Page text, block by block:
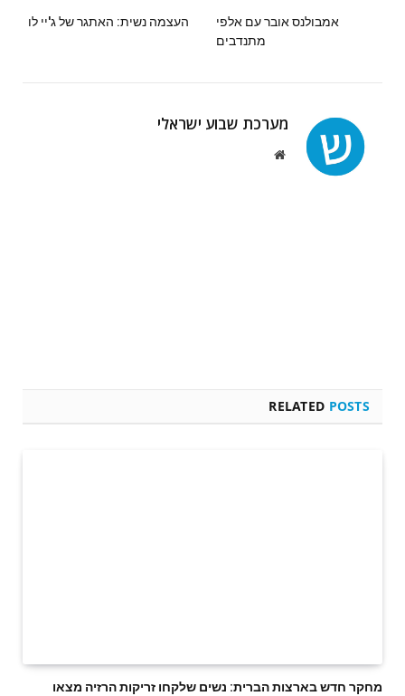
אמבולנס אובר עם אלפי
מתנדבים
העצמה נשית: האתגר של ג'יי לו
מערכת שבוע ישראלי
Website
RELATED POSTS
מחקר חדש בארצות הברית: נשים שלקחו זריקות הרזיה מצאו